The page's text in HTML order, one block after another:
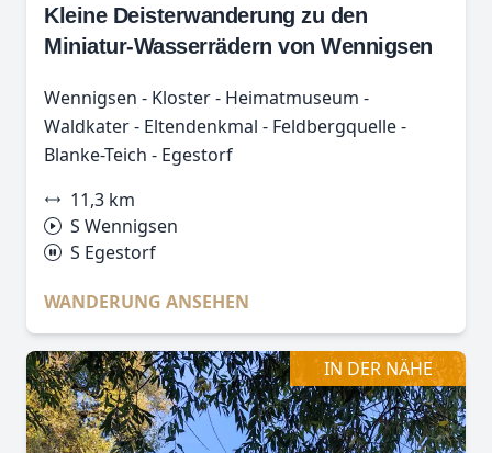
Kleine Deisterwanderung zu den
Miniatur-Wasserrädern von Wennigsen
Wennigsen - Kloster - Heimatmuseum -
Waldkater - Eltendenkmal - Feldbergquelle -
Blanke-Teich - Egestorf
11,3 km
S Wennigsen
S Egestorf
WANDERUNG ANSEHEN
IN DER NÄHE